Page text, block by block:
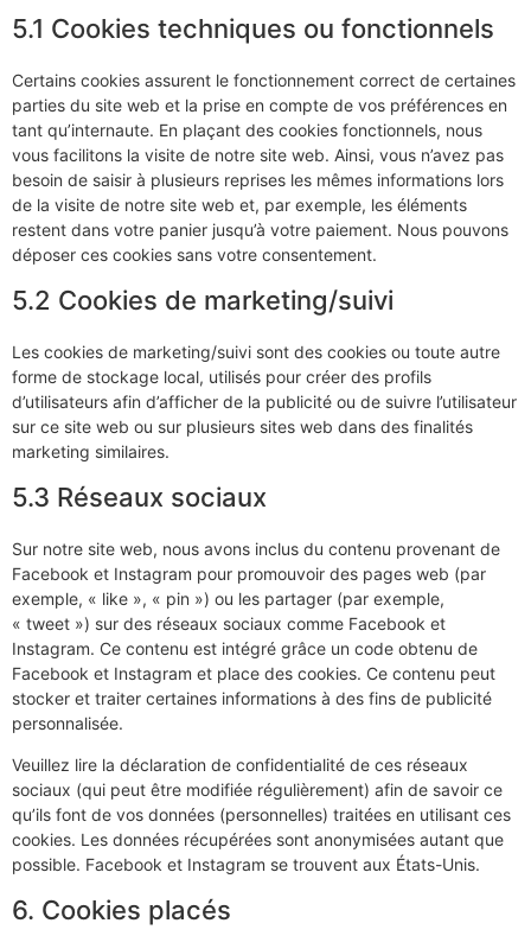
5.1 Cookies techniques ou fonctionnels
Certains cookies assurent le fonctionnement correct de certaines
parties du site web et la prise en compte de vos préférences en
tant qu’internaute. En plaçant des cookies fonctionnels, nous
vous facilitons la visite de notre site web. Ainsi, vous n’avez pas
besoin de saisir à plusieurs reprises les mêmes informations lors
de la visite de notre site web et, par exemple, les éléments
restent dans votre panier jusqu’à votre paiement. Nous pouvons
déposer ces cookies sans votre consentement.
5.2 Cookies de marketing/suivi
Les cookies de marketing/suivi sont des cookies ou toute autre
forme de stockage local, utilisés pour créer des profils
d’utilisateurs afin d’afficher de la publicité ou de suivre l’utilisateur
sur ce site web ou sur plusieurs sites web dans des finalités
marketing similaires.
5.3 Réseaux sociaux
Sur notre site web, nous avons inclus du contenu provenant de
Facebook et Instagram pour promouvoir des pages web (par
exemple, « like », « pin ») ou les partager (par exemple,
« tweet ») sur des réseaux sociaux comme Facebook et
Instagram. Ce contenu est intégré grâce un code obtenu de
Facebook et Instagram et place des cookies. Ce contenu peut
stocker et traiter certaines informations à des fins de publicité
personnalisée.
Veuillez lire la déclaration de confidentialité de ces réseaux
sociaux (qui peut être modifiée régulièrement) afin de savoir ce
qu’ils font de vos données (personnelles) traitées en utilisant ces
cookies. Les données récupérées sont anonymisées autant que
possible. Facebook et Instagram se trouvent aux États-Unis.
6. Cookies placés